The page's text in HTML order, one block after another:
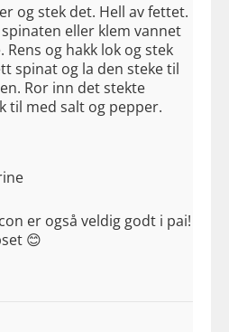
og stek det. Hell av fettet.
eller klem vannet
Rens og hakk lok og stek
spinat og la den steke til
Ror inn det stekte
til med salt og pepper.
er også veldig godt i pai!
😊